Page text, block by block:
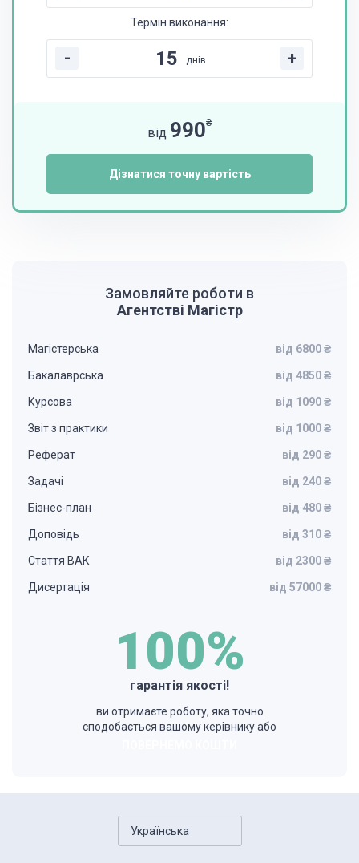
Термін виконання:
- днів +
від 990₴
Дізнатися точну вартість
Замовляйте роботи в
Агентстві Магістр
Магістерська від 6800 ₴
Бакалаврська від 4850 ₴
Курсова від 1090 ₴
Звіт з практики від 1000 ₴
Реферат від 290 ₴
Задачі від 240 ₴
Бізнес-план від 480 ₴
Доповідь від 310 ₴
Стаття ВАК від 2300 ₴
Дисертація від 57000 ₴
100%
гарантія якості!
ви отримаєте роботу, яка точно
сподобається вашому керівнику або
Українська